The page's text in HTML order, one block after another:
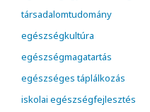
társadalomtudomány
egészségkultúra
egészségmagatartás
egészséges táplálkozás
iskolai egészségfejlesztés